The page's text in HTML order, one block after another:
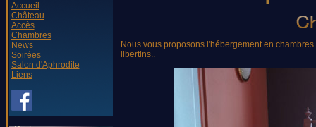
Accueil
Château
Accès
Chambres
News
Soirées
Salon d'Aphrodite
Liens
Nous vous proposons l'hébergement en
libertins..